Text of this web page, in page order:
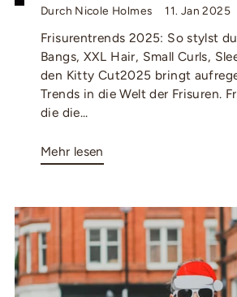
Durch Nicole Holmes 11. Jan 2025
Frisurentrends 2025: So stylst
Bangs, XXL Hair, Small Curls,
den Kitty Cut2025 bringt
Trends in die Welt der Frisuren.
die die...
Mehr lesen